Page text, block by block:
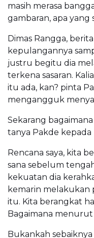
masih merasa
gambaran, apa
Dimas Rangga,
kepulangannya
justru begitu dia
terkena sasaran.
itu ada, kan? pinta
mengangguk
Sekarang
tanya Pakde kepada
Rencana saya, kita
sana sebelum
kekuatan dia
kemarin melakukan
itu. Kita berangkat
Bagaimana menurut
Bukankah